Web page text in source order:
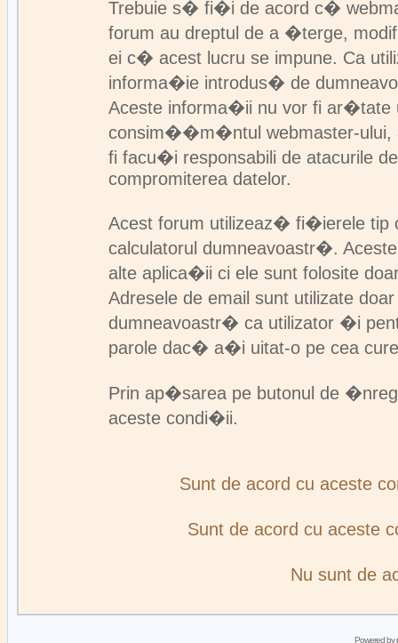
Trebuie s� fi�i de acord c�
forum au dreptul de a �terge,
ei c� acest lucru se impune. Ca
informa�ie introdus� de
Aceste informa�ii nu vor fi
consim��m�ntul webmaster-ului,
fi facu�i responsabili de atacurile
compromiterea datelor.
Acest forum utilizeaz� fi�ierele tip
calculatorul dumneavoastr�.
alte aplica�ii ci ele sunt folosite
Adresele de email sunt utilizate
dumneavoastr� ca utilizator �i
parole dac� a�i uitat-o pe cea
Prin ap�sarea pe butonul de
aceste condi�ii.
Sunt de acord cu aceste
Sunt de acord cu
Nu sunt de
Powered by